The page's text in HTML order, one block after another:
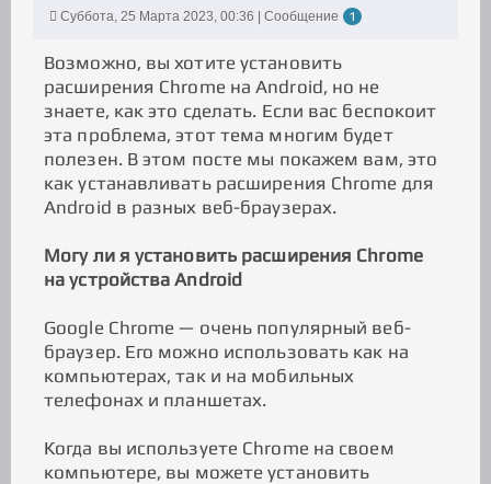
Суббота, 25 Марта 2023, 00:36 | Сообщение
1
Возможно, вы хотите установить
расширения Chrome на Android, но не
знаете, как это сделать. Если вас беспокоит
эта проблема, этот тема многим будет
полезен. В этом посте мы покажем вам, это
как устанавливать расширения Chrome для
Android в разных веб-браузерах.
Могу ли я установить расширения Chrome
на устройства Android
Google Chrome — очень популярный веб-
браузер. Его можно использовать как на
компьютерах, так и на мобильных
телефонах и планшетах.
Когда вы используете Chrome на своем
компьютере, вы можете установить